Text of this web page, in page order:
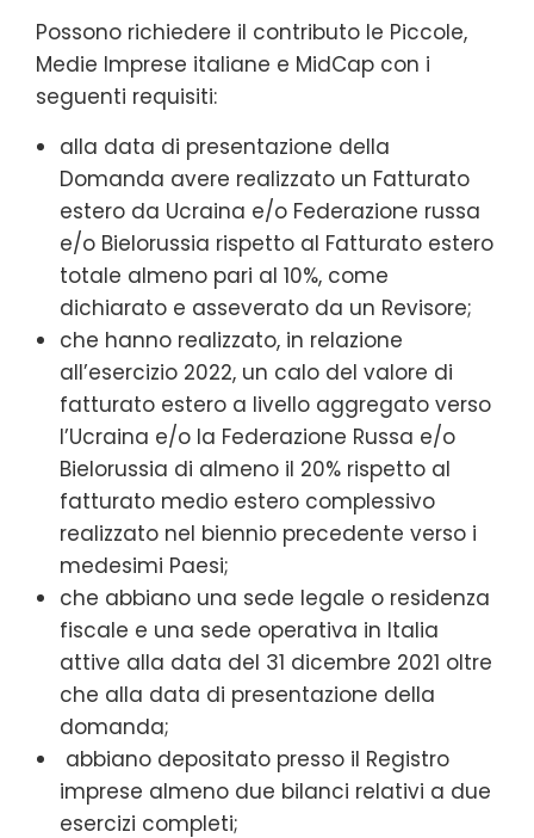
Possono richiedere il contributo le Piccole,
Medie Imprese italiane e MidCap con i
seguenti requisiti:
alla data di presentazione della
Domanda avere realizzato un Fatturato
estero da Ucraina e/o Federazione russa
e/o Bielorussia rispetto al Fatturato estero
totale almeno pari al 10%, come
dichiarato e asseverato da un Revisore;
che hanno realizzato, in relazione
all’esercizio 2022, un calo del valore di
fatturato estero a livello aggregato verso
l’Ucraina e/o la Federazione Russa e/o
Bielorussia di almeno il 20% rispetto al
fatturato medio estero complessivo
realizzato nel biennio precedente verso i
medesimi Paesi;
che abbiano una sede legale o residenza
fiscale e una sede operativa in Italia
attive alla data del 31 dicembre 2021 oltre
che alla data di presentazione della
domanda;
abbiano depositato presso il Registro
imprese almeno due bilanci relativi a due
esercizi completi;